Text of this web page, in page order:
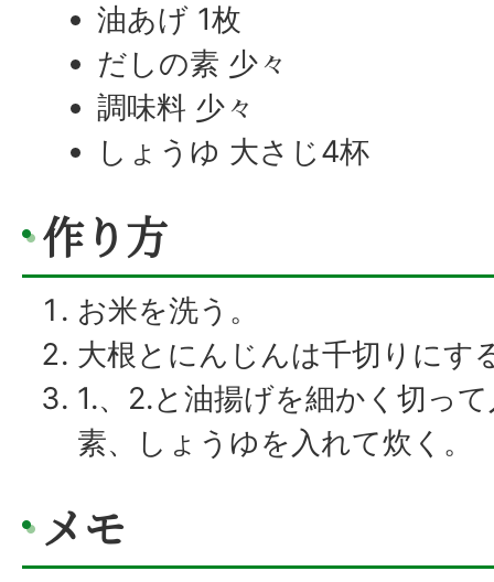
油あげ 1枚
だしの素 少々
調味料 少々
しょうゆ 大さじ4杯
作り方
お米を洗う。
大根とにんじんは千切りにす
1.、2.と油揚げを細かく切っ
素、しょうゆを入れて炊く。
メモ